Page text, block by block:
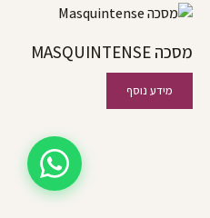
מסכה MASQUINTENSE
מידע נוסף